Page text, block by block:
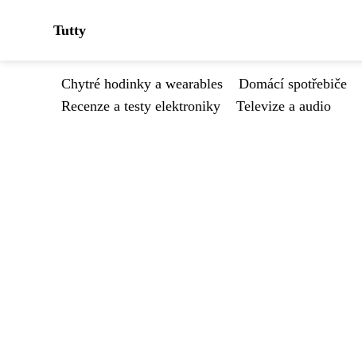
Tutty
Chytré hodinky a wearables Domácí spotřebiče
Recenze a testy elektroniky
Televize a audio